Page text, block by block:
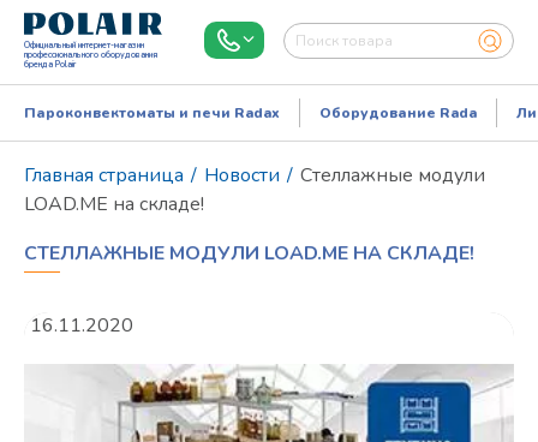
Официальный интернет-магазин
профессионального оборудования
бренда Polair
Режим работы:Пн..Пт: 9.00-18.00
Пароконвектоматы и печи Radax Оборудование Rada
Главная страница / Новости / Стеллажные модули
LOAD.ME на складе!
СТЕЛЛАЖНЫЕ МОДУЛИ LOAD.ME НА СКЛАДЕ!
16.11.2020